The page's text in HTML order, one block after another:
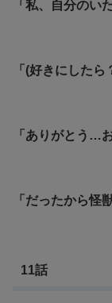
「私、自分のい
「(好きにしたら
「ありがとう…
「だったから怪
11話